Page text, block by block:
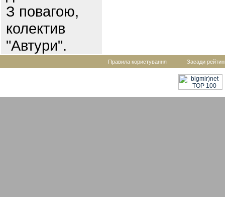
З повагою,
колектив
"Автури".
Правила користування Засади